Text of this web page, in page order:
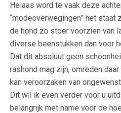
Helaas word te vaak deze
“modeoverwegingen” het staat
de hond zo stoer voorzien van
diverse beenstukken dan voor
Dat dit absoluut geen
rashond mag zijn, omreden
kan veroorzaken van
Dit wil ik even verder voor u
belangrijk met name voor de